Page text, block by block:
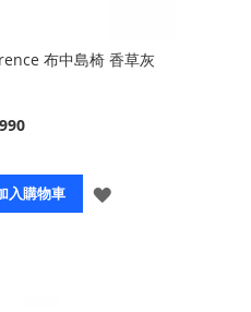
布中島椅 香草灰
入購物車
登